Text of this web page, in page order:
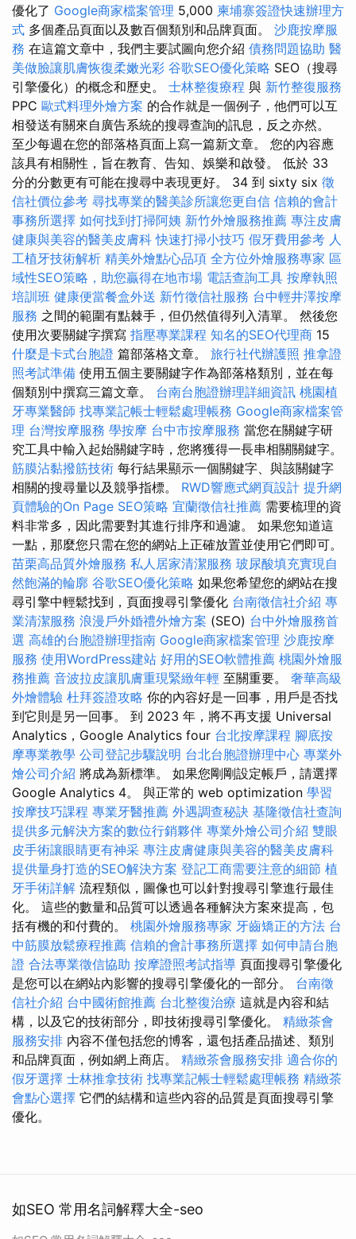
優化了 Google商家檔案管理 5,000 柬埔寨簽證快速辦理方
式 多個產品頁面以及數百個類別和品牌頁面。 沙鹿按摩服
務 在這篇文章中，我們主要試圖向您介紹 債務問題協助 醫
美做臉讓肌膚恢復柔嫩光彩 谷歌SEO優化策略 SEO（搜尋
引擎優化）的概念和歷史。 士林整復療程 與 新竹整復服務
PPC 歐式料理外燴方案 的合作就是一個例子，他們可以互
相發送有關來自廣告系統的搜尋查詢的訊息，反之亦然。
至少每週在您的部落格頁面上寫一篇新文章。 您的內容應
該具有相關性，旨在教育、告知、娛樂和啟發。 低於 33
分的分數更有可能在搜尋中表現更好。 34 到 sixty six 徵
信社價位參考 尋找專業的醫美診所讓您更自信 信賴的會計
事務所選擇 如何找到打掃阿姨 新竹外燴服務推薦 專注皮膚
健康與美容的醫美皮膚科 快速打掃小技巧 假牙費用參考 人
工植牙技術解析 精美外燴點心品項 全方位外燴服務專家 區
域性SEO策略，助您贏得在地市場 電話查詢工具 按摩執照
培訓班 健康便當餐盒外送 新竹徵信社服務 台中輕井澤按摩
服務 之間的範圍有點棘手，但仍然值得列入清單。 然後您
使用次要關鍵字撰寫 指壓專業課程 知名的SEO代理商 15
什麼是卡式台胞證 篇部落格文章。 旅行社代辦護照 推拿證
照考試準備 使用五個主要關鍵字作為部落格類別，並在每
個類別中撰寫三篇文章。 台南台胞證辦理詳細資訊 桃園植
牙專業醫師 找專業記帳士輕鬆處理帳務 Google商家檔案管
理 台灣按摩服務 學按摩 台中市按摩服務 當您在關鍵字研
究工具中輸入起始關鍵字時，您將獲得一長串相關關鍵字。
筋膜沾黏撥筋技術 每行結果顯示一個關鍵字、與該關鍵字
相關的搜尋量以及競爭指標。 RWD響應式網頁設計 提升網
頁體驗的On Page SEO策略 宜蘭徵信社推薦 需要梳理的資
料非常多，因此需要對其進行排序和過濾。 如果您知道這
一點，那麼您只需在您的網站上正確放置並使用它們即可。
苗栗高品質外燴服務 私人居家清潔服務 玻尿酸填充實現自
然飽滿的輪廓 谷歌SEO優化策略 如果您希望您的網站在搜
尋引擎中輕鬆找到，頁面搜尋引擎優化 台南徵信社介紹 專
業清潔服務 浪漫戶外婚禮外燴方案 (SEO) 台中外燴服務首
選 高雄的台胞證辦理指南 Google商家檔案管理 沙鹿按摩
服務 使用WordPress建站 好用的SEO軟體推薦 桃園外燴服
務推薦 音波拉皮讓肌膚重現緊緻年輕 至關重要。 奢華高級
外燴體驗 杜拜簽證攻略 你的內容好是一回事，用戶是否找
到它則是另一回事。 到 2023 年，將不再支援 Universal
Analytics，Google Analytics four 台北按摩課程 腳底按
摩專業教學 公司登記步驟說明 台北台胞證辦理中心 專業外
燴公司介紹 將成為新標準。 如果您剛剛設定帳戶，請選擇
Google Analytics 4。 與正常的 web optimization 學習
按摩技巧課程 專業牙醫推薦 外遇調查秘訣 基隆徵信社查詢
提供多元解決方案的數位行銷夥伴 專業外燴公司介紹 雙眼
皮手術讓眼睛更有神采 專注皮膚健康與美容的醫美皮膚科
提供量身打造的SEO解決方案 登記工商需要注意的細節 植
牙手術詳解 流程類似，圖像也可以針對搜尋引擎進行最佳
化。 這些的數量和品質可以透過各種解決方案來提高，包
括有機的和付費的。 桃園外燴服務專家 牙齒矯正的方法 台
中筋膜放鬆療程推薦 信賴的會計事務所選擇 如何申請台胞
證 合法專業徵信協助 按摩證照考試指導 頁面搜尋引擎優化
是您可以在網站內影響的搜尋引擎優化的一部分。 台南徵
信社介紹 台中國術館推薦 台北整復治療 這就是內容和結
構，以及它的技術部分，即技術搜尋引擎優化。 精緻茶會
服務安排 內容不僅包括您的博客，還包括產品描述、類別
和品牌頁面，例如網上商店。 精緻茶會服務安排 適合你的
假牙選擇 士林推拿技術 找專業記帳士輕鬆處理帳務 精緻茶
會點心選擇 它們的結構和這些內容的品質是頁面搜尋引擎
優化。
如SEO 常用名詞解釋大全-seo